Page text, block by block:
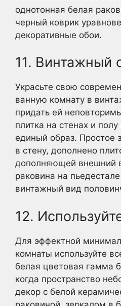
однотонная белая
черный коврик
декоративные обои.
11. Винтажный
Украсьте свою
ванную комнату в
придать ей
плитка на стенах и
единый образ. Простое
в стену, дополнено
дополняющей внешний
раковина на
винтажный вид
12.
Для эффектной
комнаты используйте
белая цветовая гамма
когда пространство
декор с белой